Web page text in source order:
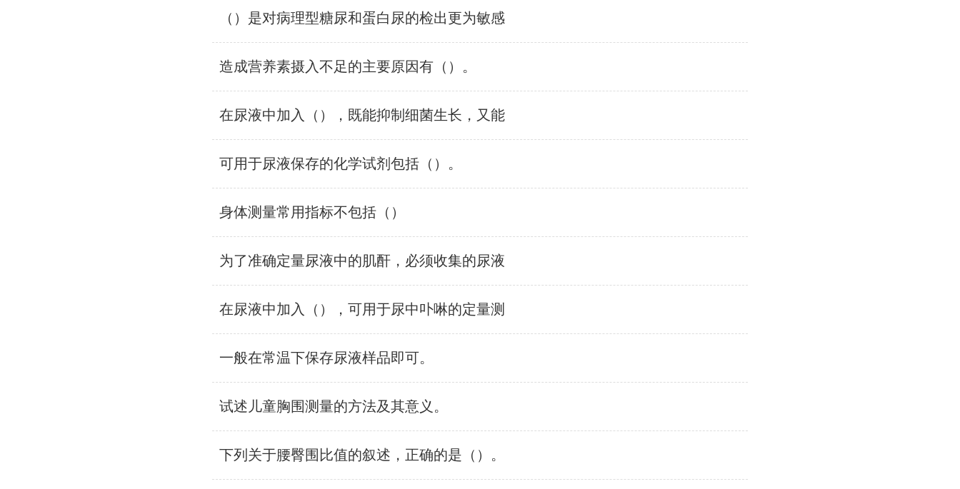
（）是对病理型糖尿和蛋白尿的检出更为敏感
造成营养素摄入不足的主要原因有（）。
在尿液中加入（），既能抑制细菌生长，又能
可用于尿液保存的化学试剂包括（）。
身体测量常用指标不包括（）
为了准确定量尿液中的肌酐，必须收集的尿液
在尿液中加入（），可用于尿中卟啉的定量测
一般在常温下保存尿液样品即可。
试述儿童胸围测量的方法及其意义。
下列关于腰臀围比值的叙述，正确的是（）。